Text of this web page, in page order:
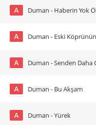
A Duman - Haberin Yok
A Duman - Eski
A Duman - Senden Daha
A Duman - Bu Akşam
A Duman - Yürek